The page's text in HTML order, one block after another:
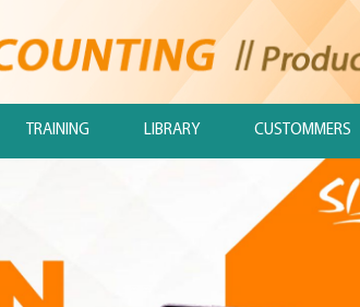
TRAINING LIBRARY CUSTOMMERS